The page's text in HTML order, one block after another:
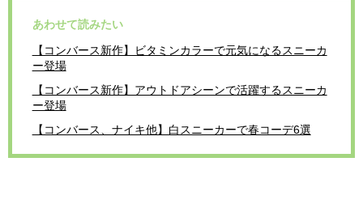
あわせて読みたい
【コンバース新作】ビタミンカラーで元気になるスニーカ
ー登場
【コンバース新作】アウトドアシーンで活躍するスニーカ
ー登場
【コンバース、ナイキ他】白スニーカーで春コーデ6選